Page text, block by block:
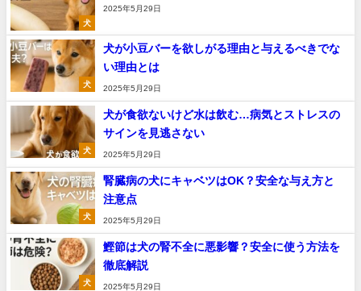
犬
2025年5月29日
犬
犬が小豆バーを欲しがる理由と与えるべきでな
い理由とは
2025年5月29日
犬
犬が食欲ないけど水は飲む…病気とストレスの
サインを見逃さない
2025年5月29日
犬
腎臓病の犬にキャベツはOK？安全な与え方と
注意点
2025年5月29日
犬
鰹節は犬の腎不全に悪影響？安全に使う方法を
徹底解説
2025年5月29日